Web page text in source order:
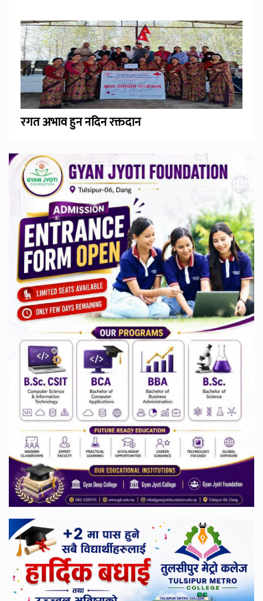
रगत अभाव हुन नदिन रक्तदान